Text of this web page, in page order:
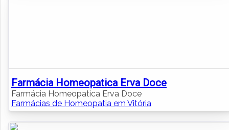
Farmácia Homeopatica Erva Doce
Farmácia Homeopatica Erva Doce
Farmácias de Homeopatia em Vitória